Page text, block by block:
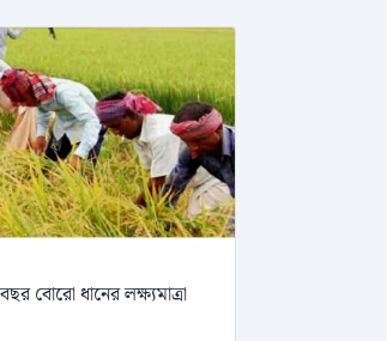
বোরো ধানের লক্ষ্যমাত্রা